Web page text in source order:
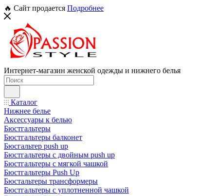
🔥 Сайт продается Подробнее
Интернет-магазин женской одежды и нижнего белья
Каталог
Нижнее белье
Аксессуары к белью
Бюстгальтеры
Бюстгальтеры балконет
Бюсгальтер push up
Бюстгальтеры с двойным push up
Бюстгальтеры с мягкой чашкой
Бюстгальтеры Push Up
Бюстальтеры трансформеры
Бюстгальтеры с уплотненной чашкой